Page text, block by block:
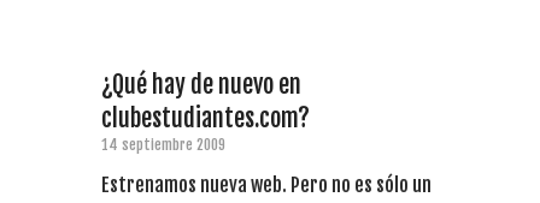
¿Qué hay de nuevo en
clubestudiantes.com?
14 septiembre 2009
Estrenamos nueva web. Pero no es sólo un